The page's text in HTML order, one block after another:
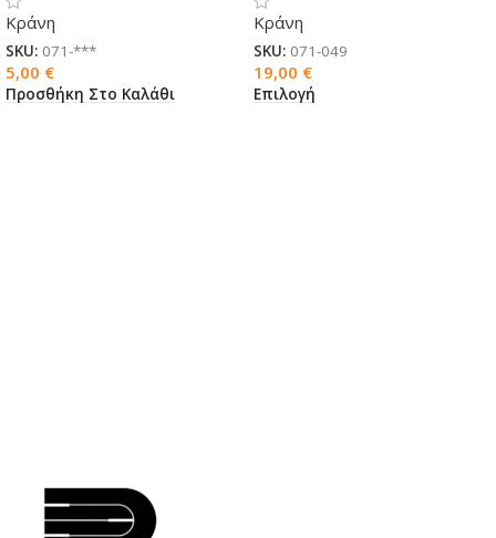
Κράνη
SKU: 071-***
5,00 €
Προσθήκη Στο Καλάθι
Κράνη
SKU: 071-049
19,00 €
Επιλογή